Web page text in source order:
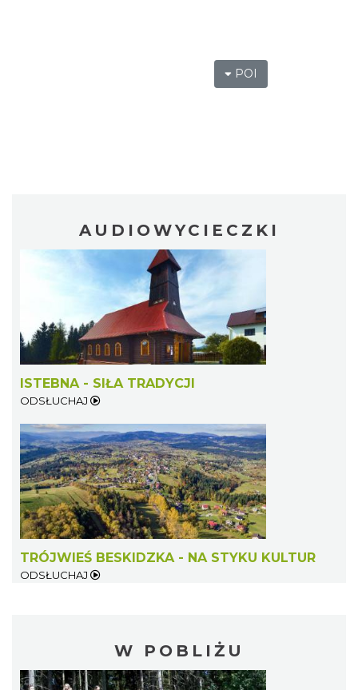
POI
AUDIOWYCIECZKI
ISTEBNA - SIŁA TRADYCJI
ODSŁUCHAJ
TRÓJWIEŚ BESKIDZKA - NA STYKU KULTUR
ODSŁUCHAJ
W POBLIŻU